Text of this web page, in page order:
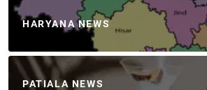
HARYANA NEWS
PATIALA NEWS